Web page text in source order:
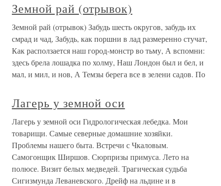
Земной рай (отрывок)
Земной рай (отрывок) Забудь шесть округов, забудь их
смрад и чад, Забудь, как поршни в лад размеренно стучат,
Как расползается наш город-монстр во тьму, А вспомни:
здесь брела лошадка по холму, Наш Лондон был и бел, и
мал, и мил, и нов, А Темзы берега все в зелени садов. По
Лагерь у земной оси
Лагерь у земной оси Гидрологическая лебедка. Мои
товарищи. Самые северные домашние хозяйки.
Проблемы нашего быта. Встречи с Чкаловым.
Самогонщик Ширшов. Сюрпризы примуса. Лето на
полюсе. Визит белых медведей. Трагическая судьба
Сигизмунда Леваневского. Дрейф на льдине и в